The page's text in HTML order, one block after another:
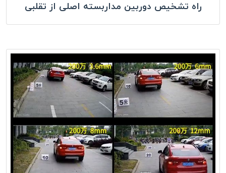
راه تشخیص دوربین مداربسته اصلی از تقلبی